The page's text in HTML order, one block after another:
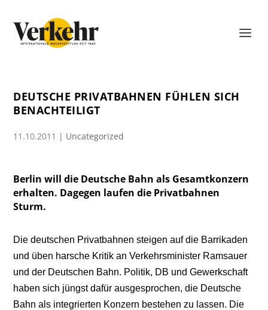
DEUTSCHE PRIVATBAHNEN FÜHLEN SICH
BENACHTEILIGT
11.10.2011 | Uncategorized
Berlin will die Deutsche Bahn als Gesamtkonzern
erhalten. Dagegen laufen die Privatbahnen
Sturm.
Die deutschen Privatbahnen steigen auf die Barrikaden
und üben harsche Kritik an Verkehrsminister Ramsauer
und der Deutschen Bahn. Politik, DB und Gewerkschaft
haben sich jüngst dafür ausgesprochen, die Deutsche
Bahn als integrierten Konzern bestehen zu lassen. Die